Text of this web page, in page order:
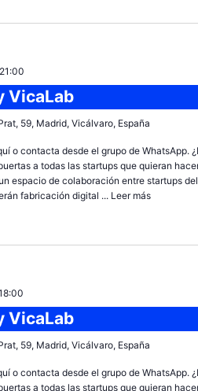
21:00
VicaLab
59, Madrid, Vicálvaro, España
o contacta desde el grupo de WhatsApp.
a todas las startups que quieran
espacio de colaboración entre startups
fabricación digital ... Leer más
VicaLab
59, Madrid, Vicálvaro, España
o contacta desde el grupo de WhatsApp.
a todas las startups que quieran